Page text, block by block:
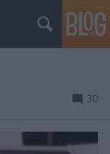
30